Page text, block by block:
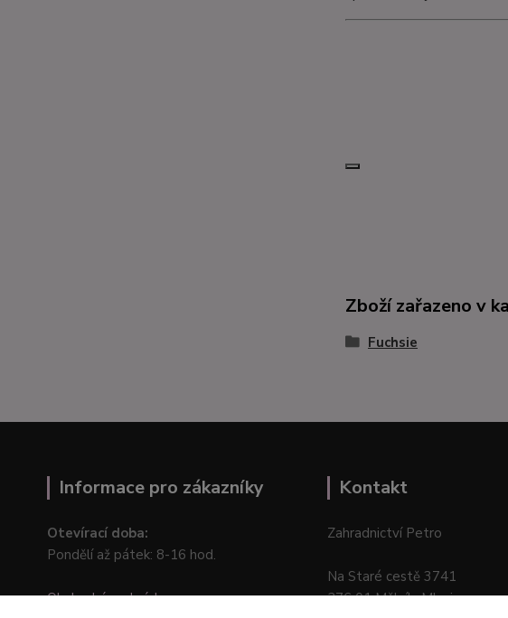
Zboží zařazeno v
Fuchsie
Informace pro zákazníky
Otevírací doba:
Pondělí až pátek: 8-16 hod.
Obchodní podmínky
Kontakt
Zahradnictví Petro
Na Staré cestě 3741
276 01 Mělník–Mlazice